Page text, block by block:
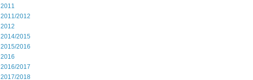
2011
2011/2012
2012
2014/2015
2015/2016
2016
2016/2017
2017/2018